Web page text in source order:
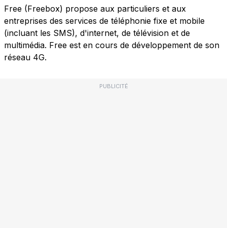
Free (Freebox) propose aux particuliers et aux
entreprises des services de téléphonie fixe et mobile
(incluant les SMS), d'internet, de télévision et de
multimédia. Free est en cours de développement de son
réseau 4G.
PUBLICITÉ